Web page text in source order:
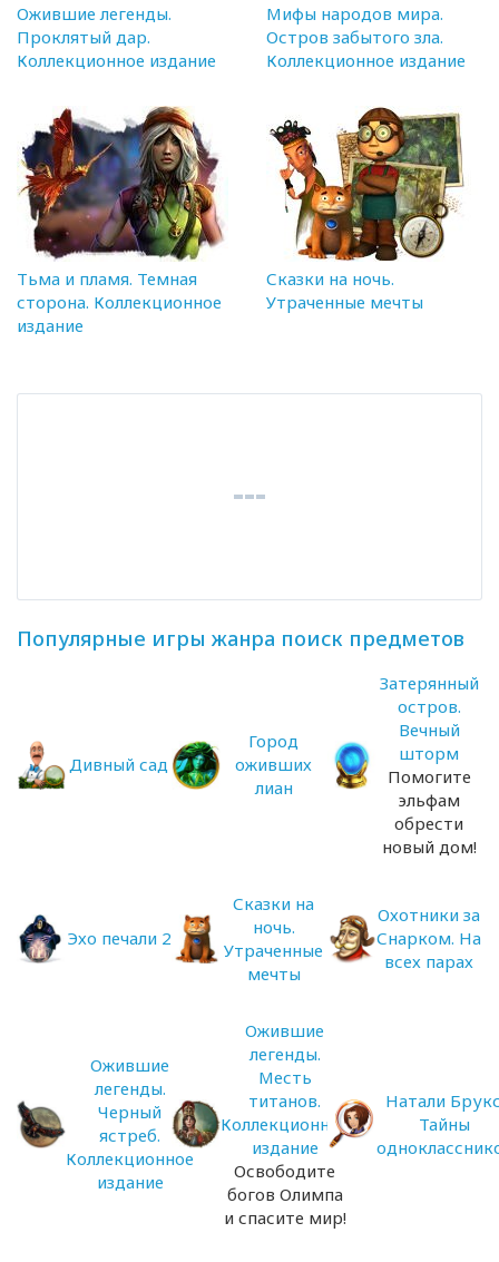
Ожившие легенды.
Проклятый дар.
Коллекционное издание
Мифы народов мира.
Остров забытого зла.
Коллекционное издание
Тьма и пламя. Темная
сторона. Коллекционное
издание
Сказки на ночь.
Утраченные мечты
Популярные игры жанра поиск предметов
Дивный сад
Город
оживших
лиан
Затерянный
остров.
Вечный
шторм
Помогите
эльфам
обрести
новый дом!
Эхо печали 2
Сказки на
ночь.
Утраченные
мечты
Охотники за
Снарком. На
всех парах
Ожившие
легенды.
Черный
ястреб.
Коллекционное
издание
Ожившие
легенды.
Месть
титанов.
Коллекционное
издание
Освободите
богов Олимпа
и спасите мир!
Натали
Тайны